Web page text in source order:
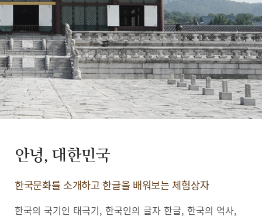
안녕, 대한민국
한국문화를 소개하고 한글을 배워보는 체험상자
한국의 국기인 태극기, 한국인의 글자 한글, 한국의 역사,